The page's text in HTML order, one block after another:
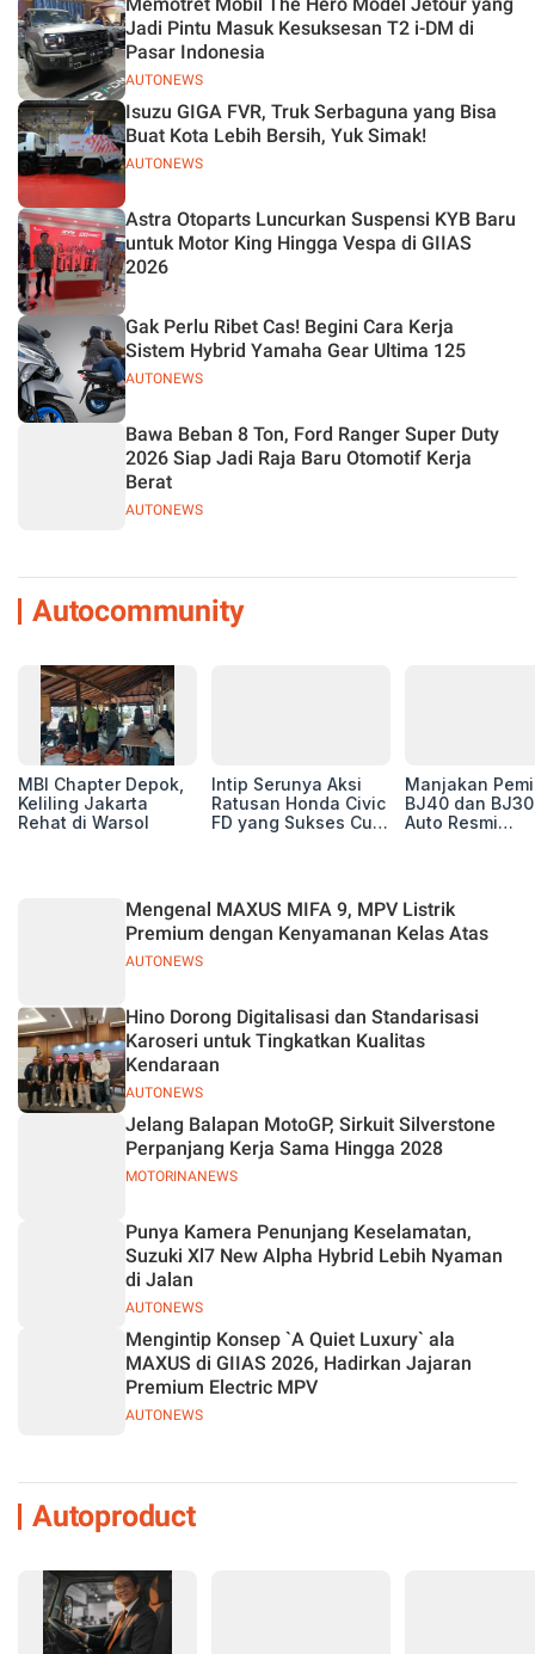
AUTONEWS
Jadi Pintu Masuk Kesuksesan T2 i-DM di
Pasar Indonesia
AUTONEWS
Isuzu GIGA FVR, Truk Serbaguna yang Bisa
Buat Kota Lebih Bersih, Yuk Simak!
Astra Otoparts Luncurkan Suspensi KYB Baru
untuk Motor King Hingga Vespa di GIIAS
2026
AUTONEWS
Gak Perlu Ribet Cas! Begini Cara Kerja
Sistem Hybrid Yamaha Gear Ultima 125
AUTONEWS
Bawa Beban 8 Ton, Ford Ranger Super Duty
2026 Siap Jadi Raja Baru Otomotif Kerja
Berat
Autocommunity
MBI Chapter Depok,
Keliling Jakarta
Rehat di Warsol
Intip Serunya Aksi
Ratusan Honda Civic
FD yang Sukses Curi
Manjakan
BJ40 dan
Auto Resmi
AUTONEWS
Mengenal MAXUS MIFA 9, MPV Listrik
Premium dengan Kenyamanan Kelas Atas
AUTONEWS
Hino Dorong Digitalisasi dan Standarisasi
Karoseri untuk Tingkatkan Kualitas
Kendaraan
MOTORINANEWS
Jelang Balapan MotoGP, Sirkuit Silverstone
Perpanjang Kerja Sama Hingga 2028
AUTONEWS
Punya Kamera Penunjang Keselamatan,
Suzuki Xl7 New Alpha Hybrid Lebih Nyaman
di Jalan
AUTONEWS
Mengintip Konsep `A Quiet Luxury` ala
MAXUS di GIIAS 2026, Hadirkan Jajaran
Premium Electric MPV
Autoproduct